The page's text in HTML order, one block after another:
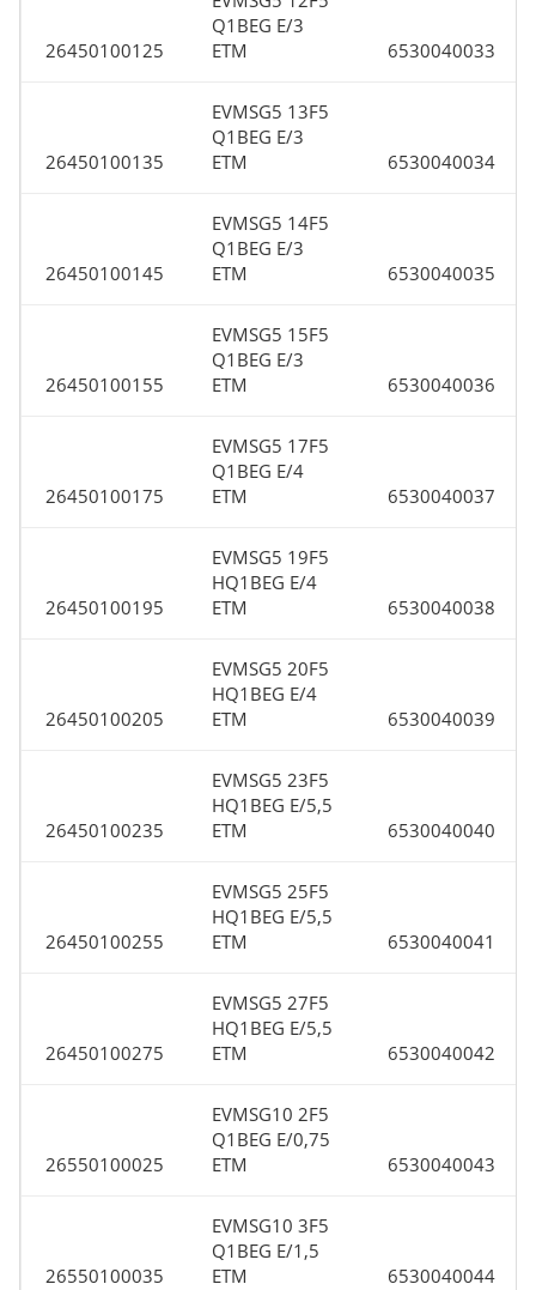
26450100125
Q1BEG E/3
ETM
6530040033
26450100135
EVMSG5 13F5
Q1BEG E/3
ETM
6530040034
26450100145
EVMSG5 14F5
Q1BEG E/3
ETM
6530040035
26450100155
EVMSG5 15F5
Q1BEG E/3
ETM
6530040036
26450100175
EVMSG5 17F5
Q1BEG E/4
ETM
6530040037
26450100195
EVMSG5 19F5
HQ1BEG E/4
ETM
6530040038
26450100205
EVMSG5 20F5
HQ1BEG E/4
ETM
6530040039
26450100235
EVMSG5 23F5
HQ1BEG E/5,5
ETM
6530040040
26450100255
EVMSG5 25F5
HQ1BEG E/5,5
ETM
6530040041
26450100275
EVMSG5 27F5
HQ1BEG E/5,5
ETM
6530040042
26550100025
EVMSG10 2F5
Q1BEG E/0,75
ETM
6530040043
26550100035
EVMSG10 3F5
Q1BEG E/1,5
ETM
6530040044